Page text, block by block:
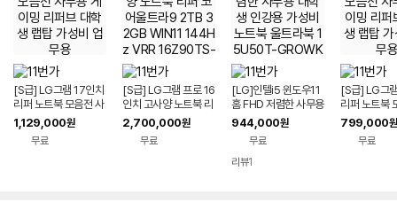
[S급] LG그램 17인치
리퍼 노트북 모음전 사
무용 게이밍 리퍼브 대
학생 랩탑 가성비 업무
1,129,000원
무료
[S급] LG그램 프로 16
인치 고사양 노트북 리
퍼 코어울트라9 2TB
32GB WIN11 144H
z VRR 16Z90TS-G.
2,700,000원
무료
[LG]인텔i5 윈도우11
홈 FHD 저렴한 사무용
대학생 인강용 가성비
노트북 울트라북 15U
50T-GROWK
944,000원
무료
리뷰1
[S급] LG그
리퍼 노트북
무용 게이밍
학생 랩탑 가
799,000원
무료